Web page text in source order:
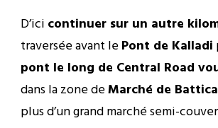
D’ici continuer sur un autre
traversée avant lePont de Kalladi
pont le long de Central Road
dans la zone deMarché de
plus d’un grand marché semi-